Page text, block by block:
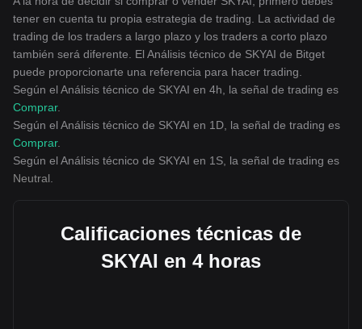
tener en cuenta tu propia estrategia de trading. La actividad de
trading de los traders a largo plazo y los traders a corto plazo
también será diferente. El Análisis técnico de SKYAI de Bitget
puede proporcionarte una referencia para hacer trading.
Según el Análisis técnico de SKYAI en 4h, la señal de trading es
Comprar.
Según el Análisis técnico de SKYAI en 1D, la señal de trading es
Comprar.
Según el Análisis técnico de SKYAI en 1S, la señal de trading es
Neutral
Calificaciones técnicas de
SKYAI en 4 horas